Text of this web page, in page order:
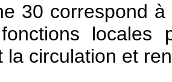
30 correspond
locales
la circulation et